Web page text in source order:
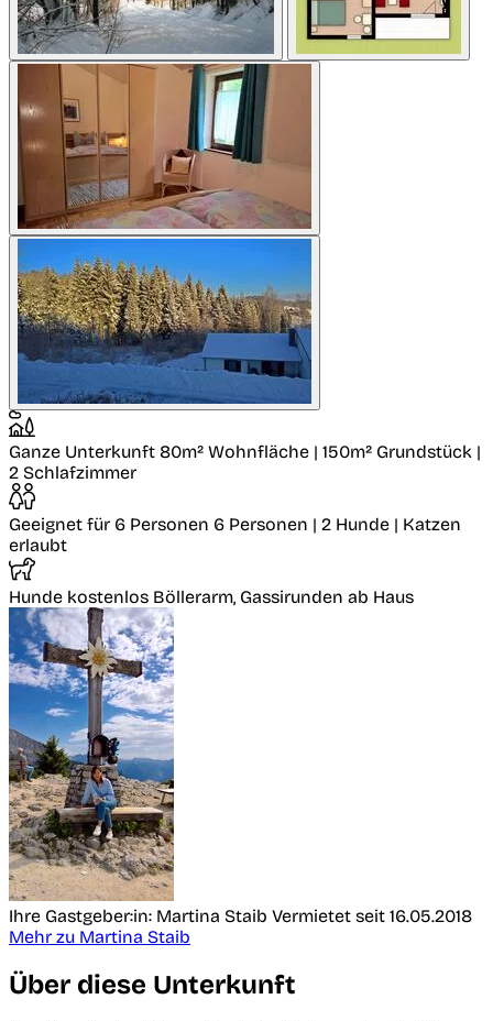
Ganze Unterkunft 80m² Wohnfläche | 150m² Grundstück |
2 Schlafzimmer
Geeignet für 6 Personen 6 Personen | 2 Hunde | Katzen
erlaubt
Hunde kostenlos Böllerarm, Gassirunden ab Haus
Ihre Gastgeber:in: Martina Staib Vermietet seit 16.05.2018
Mehr zu Martina Staib
Über diese Unterkunft